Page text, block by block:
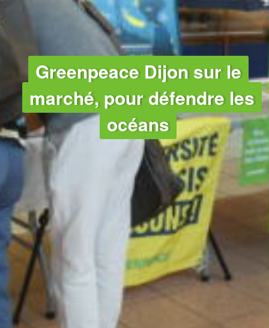
Greenpeace Dijon sur le
marché, pour défendre les
océans